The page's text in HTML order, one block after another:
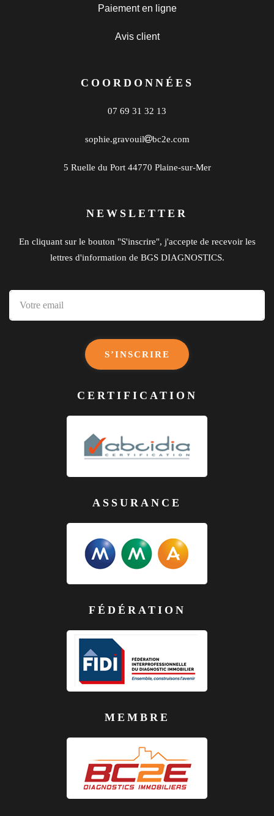
Paiement en ligne
Avis client
COORDONNÉES
07 69 31 32 13
sophie.gravouil bc2e.com
5 Ruelle du Port 44770 Plaine-sur-Mer
NEWSLETTER
En cliquant sur le bouton "S'inscrire", j'accepte de recevoir les
lettres d'information de BGS DIAGNOSTICS.
S’INSCRIRE
CERTIFICATION
ASSURANCE
FÉDÉRATION
MEMBRE